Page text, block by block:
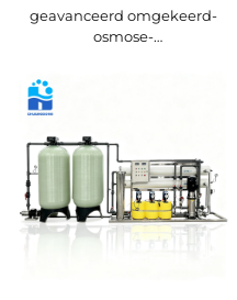
geavanceerd omgekeerd-
osmose-
2000 L/uur voor industriële
rivierwaterfiltratie, met CE-
en ISO-certificering